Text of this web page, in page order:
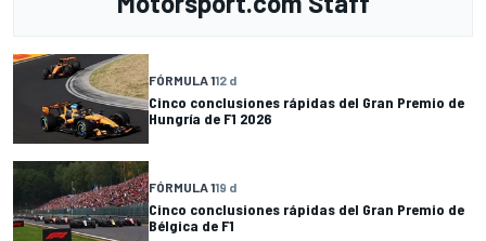
FÓRMULA 112 d
Cinco conclusiones rápidas del Gran Premio de
Hungría de F1 2026
FÓRMULA 119 d
Cinco conclusiones rápidas del Gran Premio de
Bélgica de F1